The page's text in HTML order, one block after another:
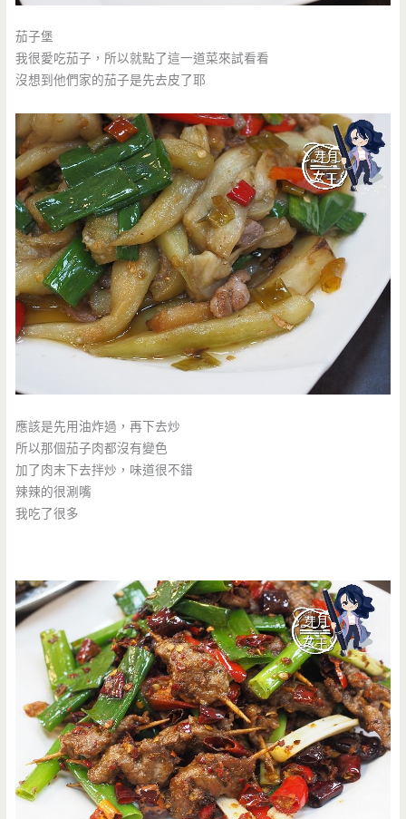
茄子堡
我很愛吃茄子，所以就點了這一道菜來試看看
沒想到他們家的茄子是先去皮了耶
應該是先用油炸過，再下去炒
所以那個茄子肉都沒有變色
加了肉末下去拌炒，味道很不錯
辣辣的很涮嘴
我吃了很多